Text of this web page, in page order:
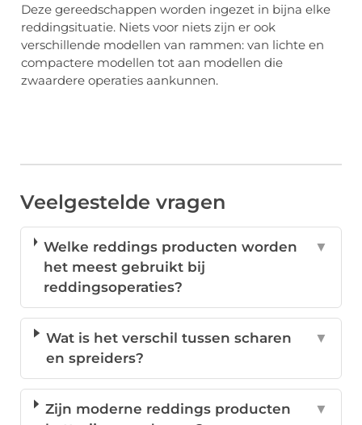
Deze gereedschappen worden ingezet in bijna elke
reddingsituatie. Niets voor niets zijn er ook
verschillende modellen van rammen: van lichte en
compactere modellen tot aan modellen die
zwaardere operaties aankunnen.
Veelgestelde vragen
Welke reddings producten worden
het meest gebruikt bij
reddingsoperaties?
▼
Wat is het verschil tussen scharen
en spreiders?
▼
Zijn moderne reddings producten
▼